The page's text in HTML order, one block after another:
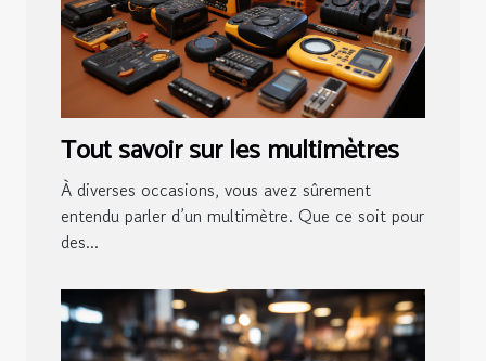
Tout savoir sur les multimètres
À diverses occasions, vous avez sûrement
entendu parler d’un multimètre. Que ce soit pour
des...